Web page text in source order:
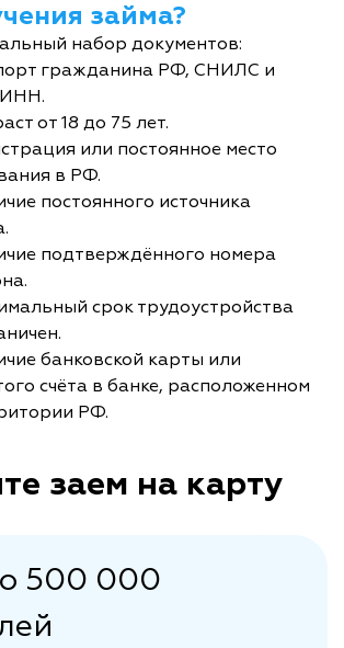
займа?
набор документов:
гражданина РФ, СНИЛС и
от 18 до 75 лет.
или постоянное место
в РФ.
постоянного источника
подтверждённого номера
срок трудоустройства
банковской карты или
счёта в банке, расположенном
РФ.
заем на карту
500 000